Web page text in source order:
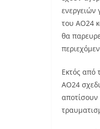
ενεργειών
του AO24
θα
Εκτός από
AO24
αποτίσουν